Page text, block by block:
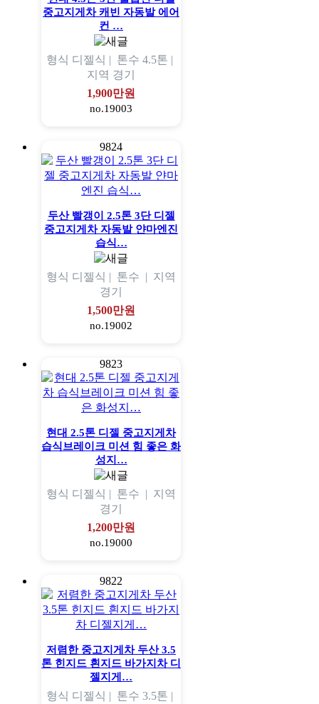
중고지게차 캐빈 자동발 에어
컨 …
형식 디젤식 | 톤수 4.5톤 |
지역 경기
1,900만원
no.19003
9824
두산 빨갱이 2.5톤 3단 디젤
중고지게차 자동발 얀마엔진
습식…
형식 디젤식 | 톤수 | 지역
경기
1,500만원
no.19002
9823
현대 2.5톤 디젤 중고지게차
습식브레이크 미션 힘 좋은 화
성지…
형식 디젤식 | 톤수 | 지역
경기
1,200만원
no.19000
9822
저렴한 중고지게차 두산 3.5
톤 힌지드 흰지드 바가지차 디
젤지게…
형식 디젤식 | 톤수 3.5톤 |